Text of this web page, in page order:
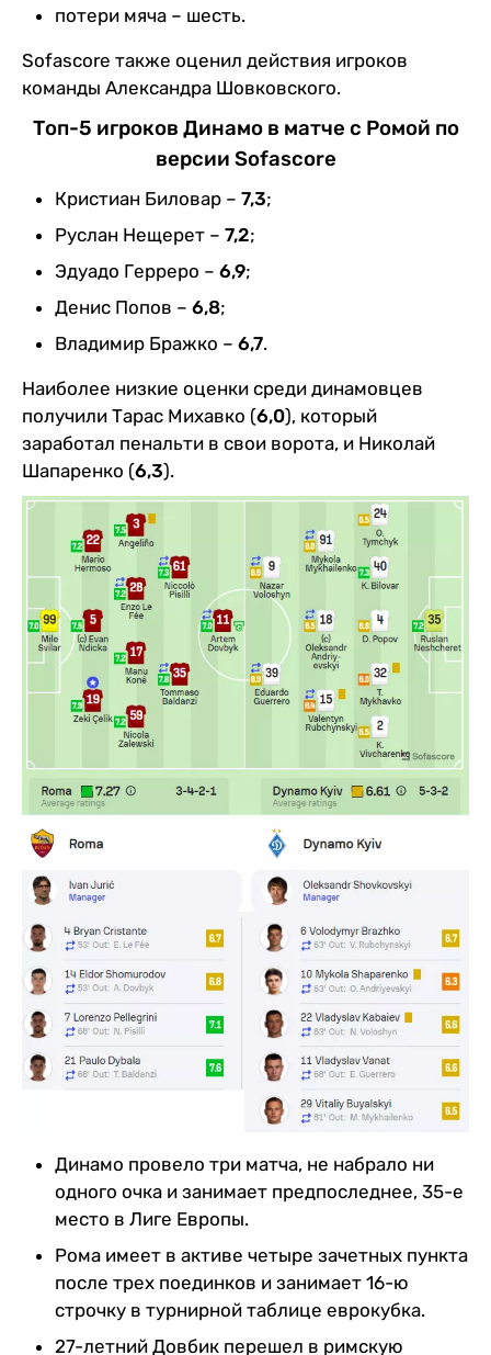
потери мяча – шесть.
Sofascore также оценил действия игроков
команды Александра Шовковского.
Топ-5 игроков Динамо в матче с Ромой по
версии Sofascore
Кристиан Биловар – 7,3;
Руслан Нещерет – 7,2;
Эдуадо Герреро – 6,9;
Денис Попов – 6,8;
Владимир Бражко – 6,7.
Наиболее низкие оценки среди динамовцев
получили Тарас Михавко (6,0), который
заработал пенальти в свои ворота, и Николай
Шапаренко (6,3).
Динамо провело три матча, не набрало ни
одного очка и занимает предпоследнее, 35-е
место в Лиге Европы.
Рома имеет в активе четыре зачетных пункта
после трех поединков и занимает 16-ю
строчку в турнирной таблице еврокубка.
27-летний Довбик перешел в римскую